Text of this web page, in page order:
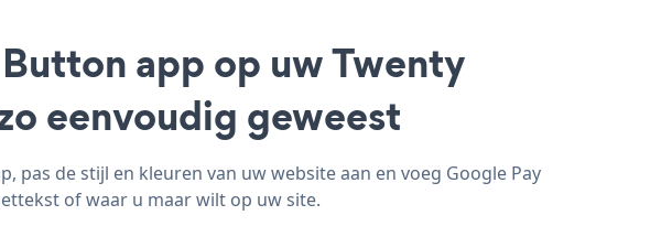
app op uw Twenty
eenvoudig geweest
pas de stijl en kleuren van uw website aan en voeg Google Pay
of waar u maar wilt op uw site.